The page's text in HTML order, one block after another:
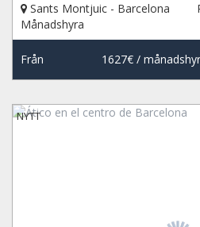
Sants Montjuic - Barcelona
Månadshyra
Från 1627€/
NYTT